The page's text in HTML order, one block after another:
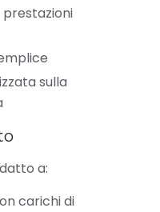
sulla
a:
carichi di